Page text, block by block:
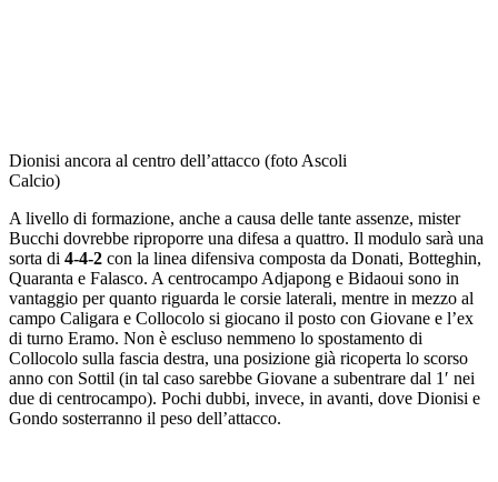
Dionisi ancora al centro dell’attacco (foto Ascoli
Calcio)
A livello di formazione, anche a causa delle tante assenze, mister
Bucchi dovrebbe riproporre una difesa a quattro. Il modulo sarà una
sorta di 4-4-2 con la linea difensiva composta da Donati, Botteghin,
Quaranta e Falasco. A centrocampo Adjapong e Bidaoui sono in
vantaggio per quanto riguarda le corsie laterali, mentre in mezzo al
campo Caligara e Collocolo si giocano il posto con Giovane e l’ex
di turno Eramo. Non è escluso nemmeno lo spostamento di
Collocolo sulla fascia destra, una posizione già ricoperta lo scorso
anno con Sottil (in tal caso sarebbe Giovane a subentrare dal 1′ nei
due di centrocampo). Pochi dubbi, invece, in avanti, dove Dionisi e
Gondo sosterranno il peso dell’attacco.